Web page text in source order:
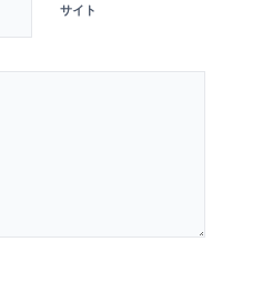
サイト